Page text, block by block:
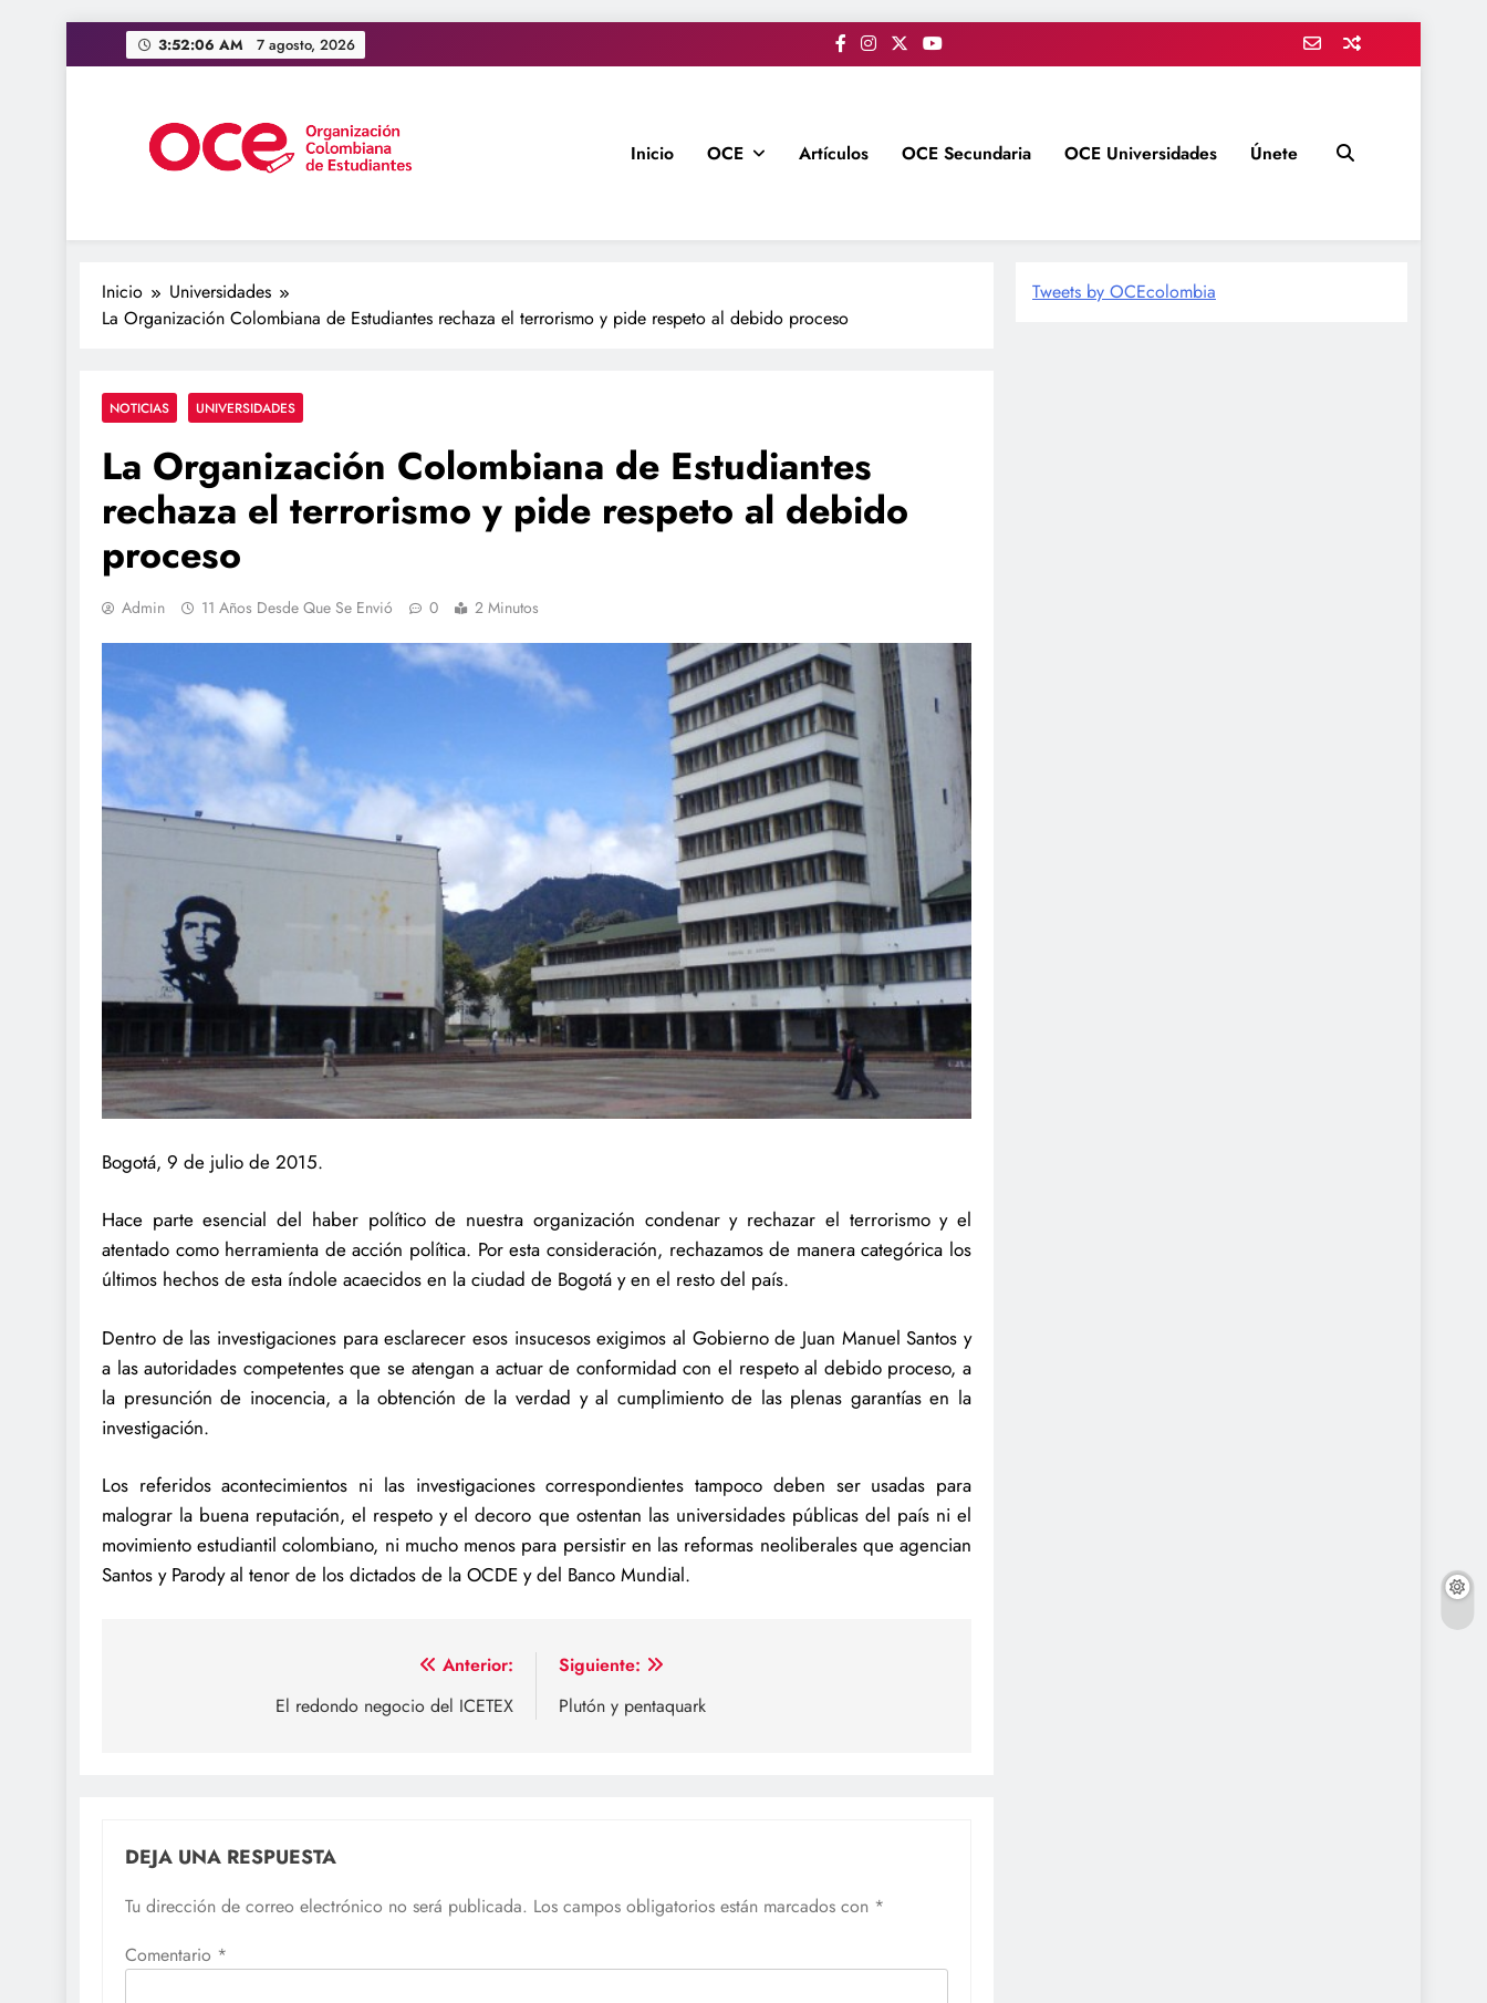
al
3:52:07 AM 7 agosto, 2026
OCE Colombia
Inicio OCE Artículos OCE Secundaria OCE Universidades Únete
Inicio
Universidades
La Organización Colombiana de Estudiantes rechaza el terrorismo y pide respeto al debido proceso
NOTICIAS UNIVERSIDADES
La Organización Colombiana de Estudiantes
rechaza el terrorismo y pide respeto al debido
proceso
Admin 11 Años Desde Que Se Envió 0 2 Minutos
Bogotá, 9 de julio de 2015.
Hace parte esencial del haber político de nuestra organización condenar y rechazar el terrorismo y el
atentado como herramienta de acción política. Por esta consideración, rechazamos de manera categórica los
últimos hechos de esta índole acaecidos en la ciudad de Bogotá y en el resto del país.
Dentro de las investigaciones para esclarecer esos insucesos exigimos al Gobierno de Juan Manuel Santos y
a las autoridades competentes que se atengan a actuar de conformidad con el respeto al debido proceso, a
la presunción de inocencia, a la obtención de la verdad y al cumplimiento de las plenas garantías en la
investigación.
Los referidos acontecimientos ni las investigaciones correspondientes tampoco deben ser usadas para
malograr la buena reputación, el respeto y el decoro que ostentan las universidades públicas del país ni el
movimiento estudiantil colombiano, ni mucho menos para persistir en las reformas neoliberales que agencian
Santos y Parody al tenor de los dictados de la OCDE y del Banco Mundial.
Anterior:
El redondo negocio del ICETEX
Siguiente:
Plutón y pentaquark
DEJA UNA RESPUESTA
Tu dirección de correo electrónico no será publicada. Los campos obligatorios están marcados con *
Comentario *
Tweets by OCEcolombia